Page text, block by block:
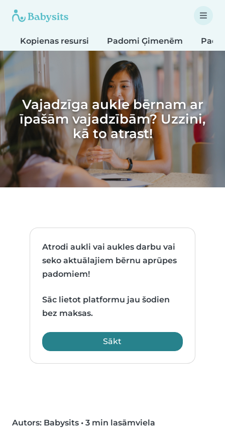
Kopienas resursi Padomi Ģimenēm
Vajadzīga aukle bērnam ar
īpašām vajadzībām? Uzzini,
kā to atrast!
Atrodi aukli vai aukles darbu vai
seko aktuālajiem bērnu aprūpes
padomiem!
Sāc lietot platformu jau šodien
bez maksas.
Sākt
Autors: Babysits • 3 min lasāmviela